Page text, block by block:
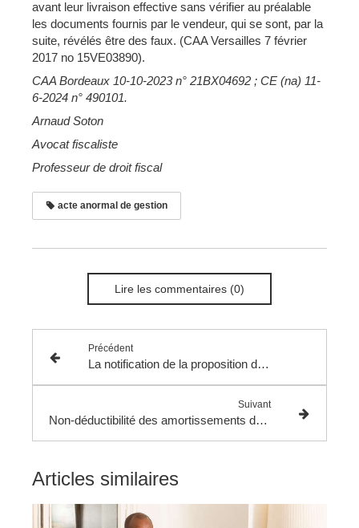
avant leur livraison effective sans vérifier au préalable
les documents fournis par le vendeur, qui se sont, par la
suite, révélés être des faux. (CAA Versailles 7 février
2017 no 15VE03890).
CAA Bordeaux 10-10-2023 n° 21BX04692 ; CE (na) 11-
6-2024 n° 490101.
Arnaud Soton
Avocat fiscaliste
Professeur de droit fiscal
acte anormal de gestion
Lire les commentaires (0)
Précédent
La notification de la proposition de rectification.
Suivant
Non-déductibilité des amortissements des droits versés dans le cadre d’un contrat de franchise.
Articles similaires